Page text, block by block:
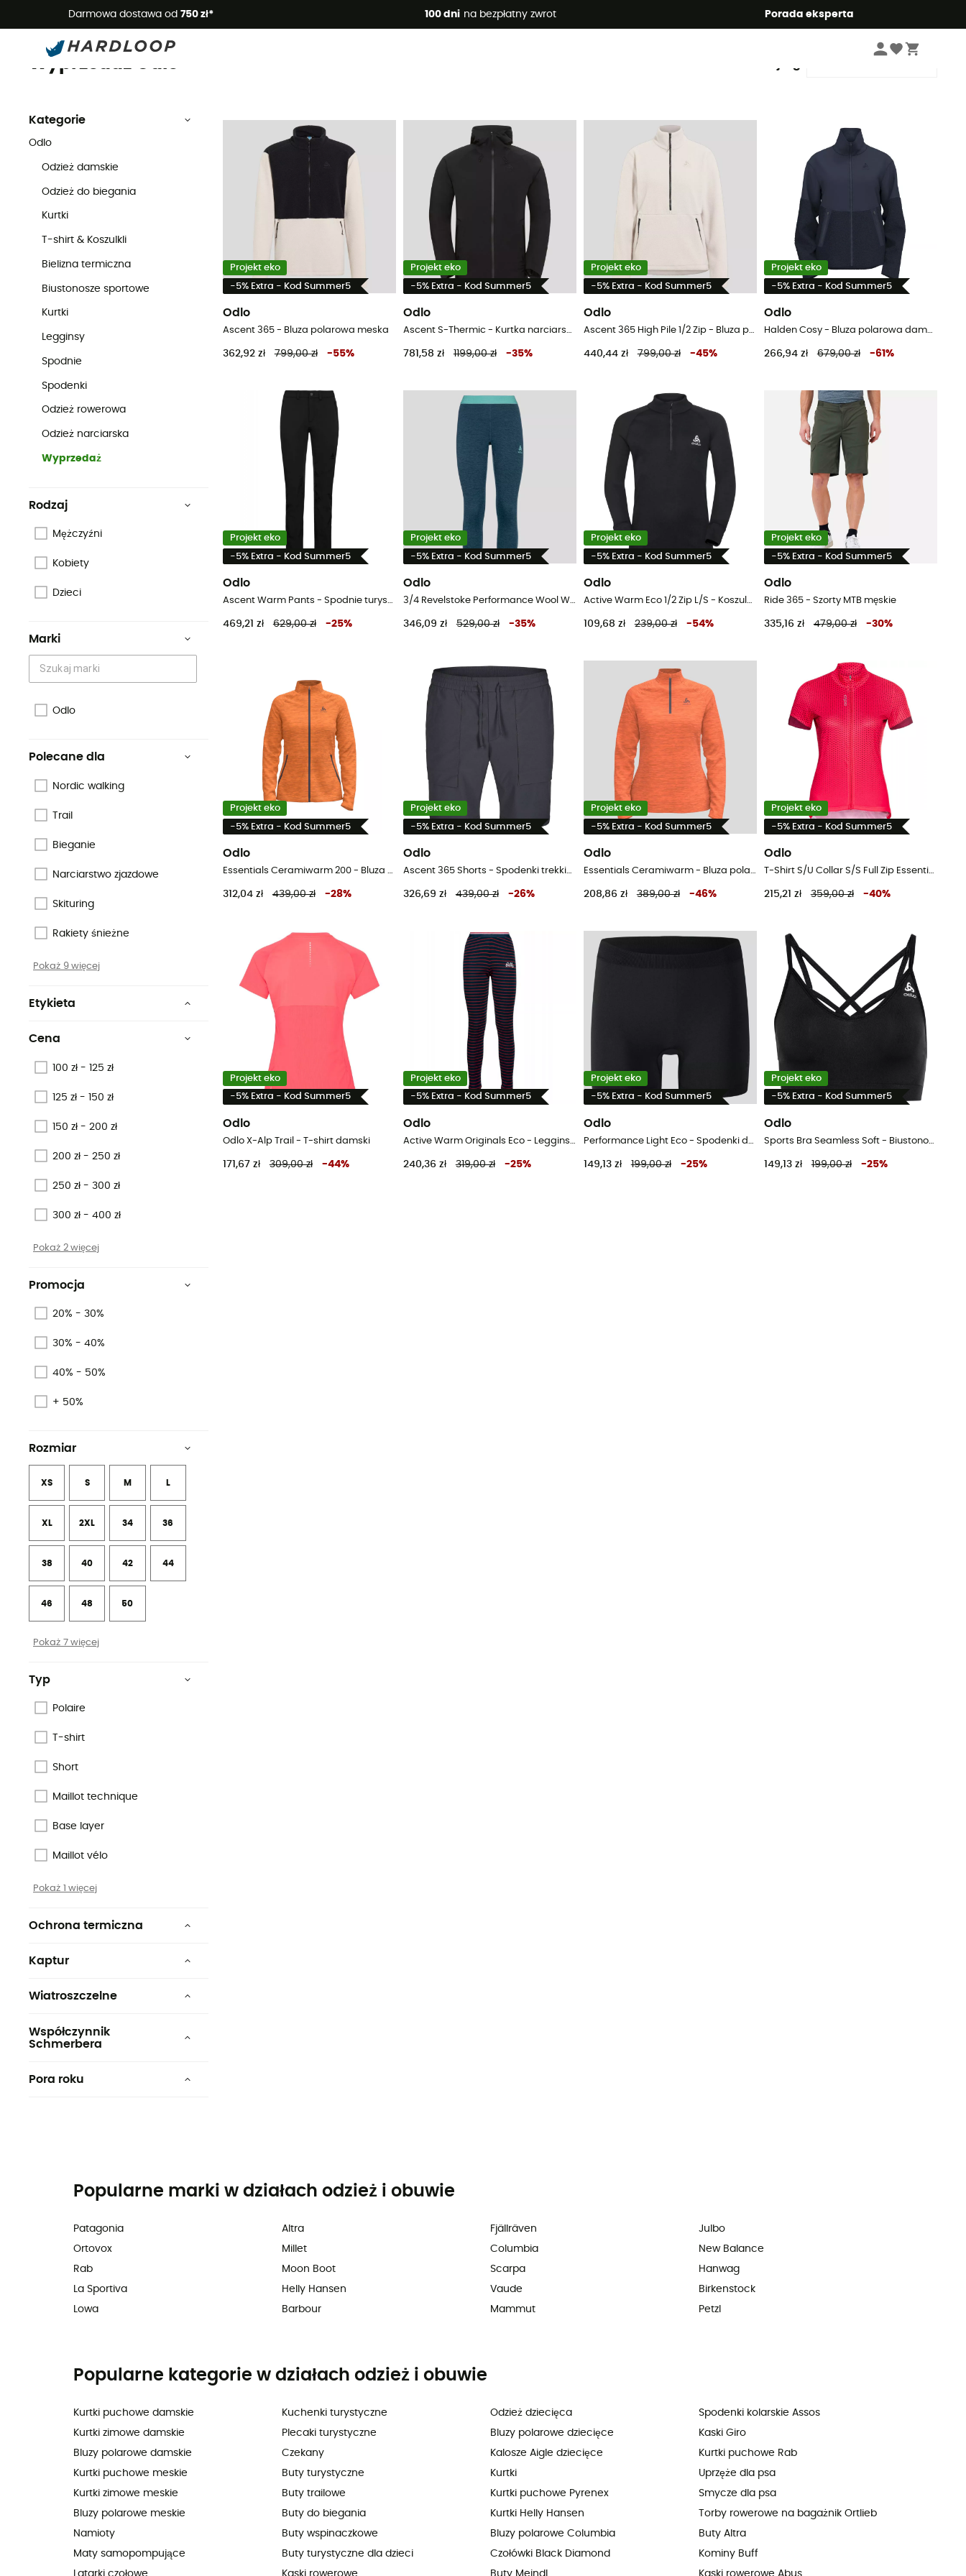
Darmowa dostawa od 750 zł* 100 dni na bezpłatny zwrot Porada eksperta
Letnie promocje 🔥 -5% DODATKOWO przy zakupie 2 produktów*, kod Summer5
Marki Odlo Wyprzedaż
Wyprzedaż Odlo
Kategorie
Odlo
Odzież damskie
Odzież do biegania
Kurtki
T-shirt & Koszulkli
Bielizna termiczna
Biustonosze sportowe
Kurtki
Legginsy
Spodnie
Spodenki
Odzież rowerowa
Odzież narciarska
Wyprzedaż
Rodzaj
Mężczyźni
Kobiety
Dzieci
Marki
Odlo
Polecane dla
Nordic walking
Trail
Bieganie
Narciarstwo zjazdowe
Skituring
Rakiety śnieżne
Pokaż 9 więcej
Etykieta
pochodzenie europejskie
Cena
100 zł - 125 zł
125 zł - 150 zł
150 zł - 200 zł
200 zł - 250 zł
250 zł - 300 zł
300 zł - 400 zł
Pokaż 2 więcej
Promocja
20% - 30%
30% - 40%
40% - 50%
+ 50%
Rozmiar
XS S M L
XL 2XL 34 36
38 40 42 44
46 48 50
Pokaż 7 więcej
Typ
Polaire
T-shirt
Short
Maillot technique
Base layer
Maillot vélo
Pokaż 1 więcej
Ochrona termiczna
Kaptur
Wiatroszczelne
Współczynnik
Schmerbera
Pora roku
Projekt eko
-5% Extra - Kod Summer5
Odlo
Ascent 365 - Bluza polarowa meska
362,92 zł 799,00 zł -55%
Projekt eko
-5% Extra - Kod Summer5
Odlo
Ascent S-Thermic - Kurtka narciarska meska
781,58 zł 1199,00 zł -35%
Projekt eko
-5% Extra - Kod Summer5
Odlo
Ascent 365 High Pile 1/2 Zip - Bluza polarowa damska
440,44 zł 799,00 zł -45%
Projekt eko
-5% Extra - Kod Summer5
Odlo
Halden Cosy - Bluza polarowa damska
266,94 zł 679,00 zł -61 %
Projekt eko
-5% Extra - Kod Summer5
Odlo
Ascent Warm Pants - Spodnie turystyczne damskie
469,21 zł 629,00 zł -25%
Projekt eko
-5% Extra - Kod Summer5
Odlo
3/4 Revelstoke Performance Wool Warm - Bielizna termiczna damska
346,09 zł 529,00 zł -35%
Projekt eko
-5% Extra - Kod Summer5
Odlo
Active Warm Eco 1/2 Zip L/S - Koszulka dziecięca
109,68 zł 239,00 zł -54%
Projekt eko
-5% Extra - Kod Summer5
Odlo
Ride 365 - Szorty MTB męskie
335,16 zł 479,00 zł -30%
Projekt eko
-5% Extra - Kod Summer5
Odlo
Essentials Ceramiwarm 200 - Bluza polarowa damska
312,04 zł 439,00 zł -28%
Projekt eko
-5% Extra - Kod Summer5
Odlo
Ascent 365 Shorts - Spodenki trekkingowe męskie
326,69 zł 439,00 zł -26%
Projekt eko
-5% Extra - Kod Summer5
Odlo
Essentials Ceramiwarm - Bluza polarowa damska
208,86 zł 389,00 zł -46%
Projekt eko
-5% Extra - Kod Summer5
Odlo
T-Shirt S/U Collar S/S Full Zip Essential - Koszulka kolarska damska
215,21 zł 359,00 zł -40%
Projekt eko
-5% Extra - Kod Summer5
Odlo
Odlo X-Alp Trail - T-shirt damski
171,67 zł 309,00 zł -44%
Projekt eko
-5% Extra - Kod Summer5
Odlo
Active Warm Originals Eco - Legginsy na narty biegowe damskie
240,36 zł 319,00 zł -25%
Projekt eko
-5% Extra - Kod Summer5
Odlo
Performance Light Eco - Spodenki damskie
149,13 zł 199,00 zł -25%
Projekt eko
-5% Extra - Kod Summer5
Odlo
Sports Bra Seamless Soft - Biustonosz sportowy
149,13 zł 199,00 zł -25%
Popularne marki w działach odzież i obuwie
Patagonia
Ortovox
Rab
La Sportiva
Lowa
Altra
Millet
Moon Boot
Helly Hansen
Barbour
Fjällräven
Columbia
Scarpa
Vaude
Mammut
Julbo
New Balance
Hanwag
Birkenstock
Petzl
Popularne kategorie w działach odzież i obuwie
Kurtki puchowe damskie
Kurtki zimowe damskie
Bluzy polarowe damskie
Kurtki puchowe meskie
Kurtki zimowe meskie
Bluzy polarowe meskie
Namioty
Maty samopompujące
Kuchenki turystyczne
Plecaki turystyczne
Czekany
Buty turystyczne
Buty trailowe
Buty do biegania
Buty wspinaczkowe
Buty turystyczne dla dzieci
Odzież dziecięca
Bluzy polarowe dziecięce
Kalosze Aigle dziecięce
Kurtki
Kurtki puchowe Pyrenex
Kurtki Helly Hansen
Bluzy polarowe Columbia
Czołówki Black Diamond
Spodenki kolarskie Assos
Kaski Giro
Kurtki puchowe Rab
Uprzęże dla psa
Smycze dla psa
Torby rowerowe na bagażnik Ortlieb
Buty Altra
Kominy Buff